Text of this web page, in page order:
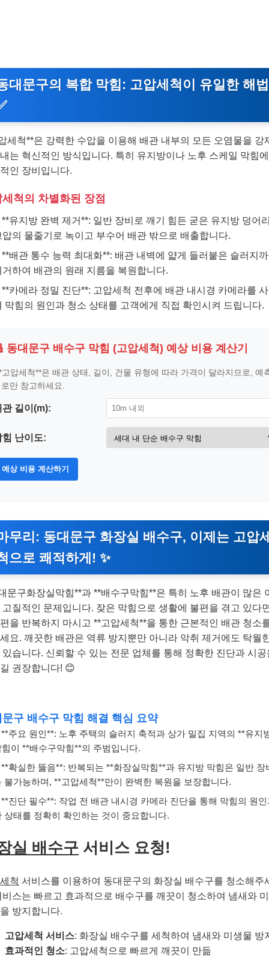
대문구의 복합 막힘: 고압세척이 유일한 해법
세척**은 강력한 수압을 이용해 배관 내부의 모든 오염물을 강
는 혁신적인 방식입니다. 특히 유지방이나 노후 스케일 막힘
인 장비입니다.
척의 차별화된 장점
**유지방 완벽 제거**: 일반 장비로 깨기 힘든 굳은 유지방 덩어
압의 물줄기로 녹이고 부수어 배관 밖으로 배출합니다.
**배관 통수 능력 최대화**: 배관 내벽에 얇게 들러붙은 슬러지
거하여 배관의 원래 지름을 복원합니다.
**카메라 정밀 진단**: 고압세척 전후에 배관 내시경 카메라를
막힘의 원인과 청소 상태를 고객에게 직접 확인시켜 드립니다.
동대문구 배수구 막힘 (고압세척) 예상 비용 계산기
고압세척**은 배관 상태, 길이, 건물 유형에 따라 가격이 달라지므로, 예
만 참고하세요.
관 길이(m):
힘 난이도:
예상 비용 계산하기
무리: 동대문구 화장실 배수구, 이제는 고압
으로 쾌적하게! ✨
문구화장실막힘**과 **배수구막힘**은 특히 노후 배관이 많은
고질적인 문제입니다. 잦은 막힘으로 생활에 불편을 겪고 있다
을 반복하지 마시고 **고압세척**을 통한 근본적인 배관 청소
요. 깨끗한 배관은 역류 방지뿐만 아니라 악취 제거에도 탁월
있습니다. 신뢰할 수 있는 전문 업체를 통해 정확한 진단과 시공
권장합니다! 😊
문구 배수구 막힘 해결 핵심 요약
주요 원인**: 노후 주택의 슬러지 축적과 상가 밀집 지역의 **유지
힘이 **배수구막힘**의 주범입니다.
확실한 뚫음**: 반복되는 **화장실막힘**과 유지방 막힘은 일반 장
불가능하며, **고압세척**만이 완벽한 복원을 보장합니다.
진단 필수**: 작업 전 배관 내시경 카메라 진단을 통해 막힘의 원인
상태를 정확히 확인하는 것이 중요합니다.
실 배수구 서비스 요청!
척 서비스를 이용하여 동대문구의 화장실 배수구를 청소해주
비스는 빠르고 효과적으로 배수구를 깨끗이 청소하여 냄새와
방지합니다.
고압세척 서비스: 화장실 배수구를 세척하여 냄새와 미생물 방
효과적인 청소: 고압세척으로 빠르게 깨끗이 만듦